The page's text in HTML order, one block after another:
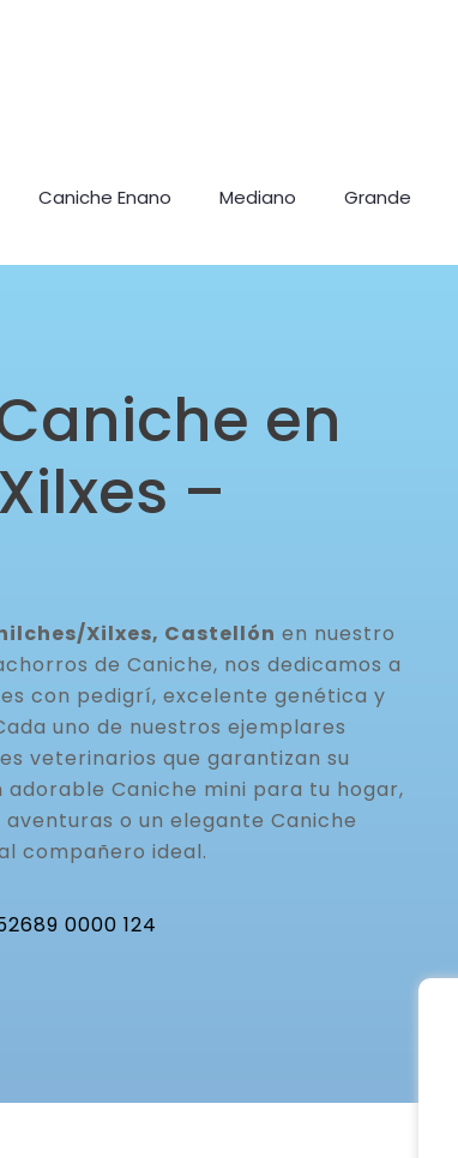
Caniche Enano Mediano Grande
en
–
Xilxes, Castellón en nuestro
de Caniche, nos dedicamos a
con pedigrí, excelente genética y
uno de nuestros ejemplares
veterinarios que garantizan su
adorable Caniche mini para tu hogar,
o un elegante Caniche
compañero ideal.
0000 124